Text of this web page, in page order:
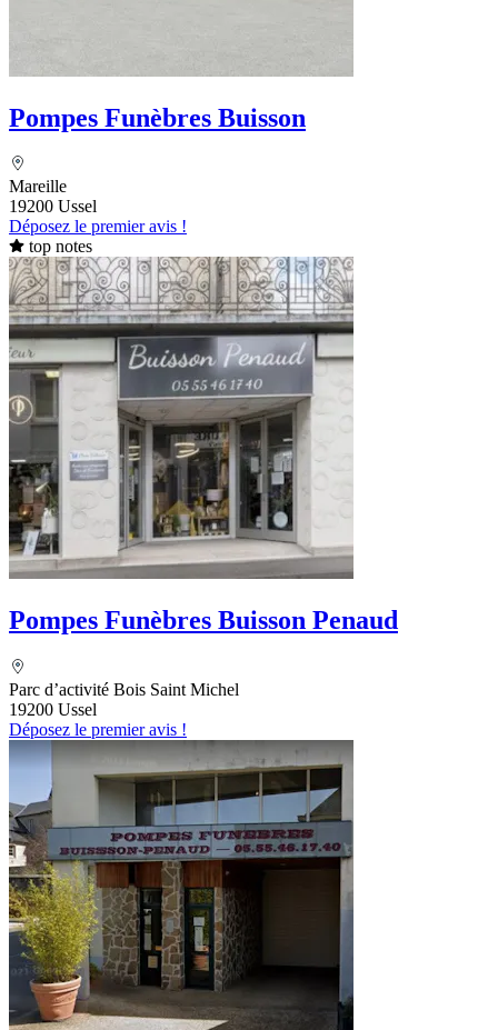
Pompes Funèbres Buisson
Mareille
19200 Ussel
Déposez le premier avis !
top notes
Pompes Funèbres Buisson Penaud
Parc d’activité Bois Saint Michel
19200 Ussel
Déposez le premier avis !